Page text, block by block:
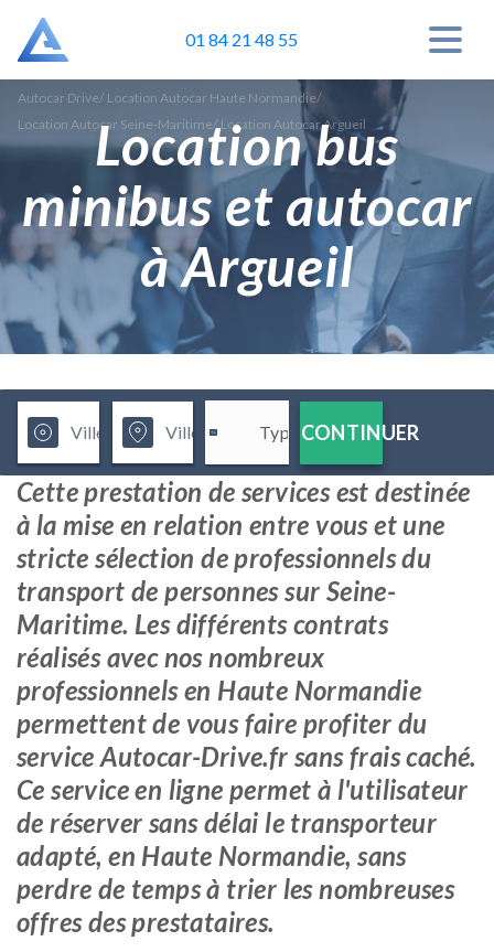
01 84 21 48 55
Autocar Drive/ Location Autocar Haute Normandie/
Location Autocar Seine-Maritime/ Location Autocar Argueil
Location bus
minibus et autocar
à Argueil
CONTINUER
Cette prestation de services est destinée
à la mise en relation entre vous et une
stricte sélection de professionnels du
transport de personnes sur Seine-
Maritime. Les différents contrats
réalisés avec nos nombreux
professionnels en Haute Normandie
permettent de vous faire profiter du
service Autocar-Drive.fr sans frais caché.
Ce service en ligne permet à l'utilisateur
de réserver sans délai le transporteur
adapté, en Haute Normandie, sans
perdre de temps à trier les nombreuses
offres des prestataires.